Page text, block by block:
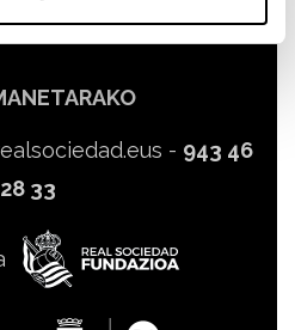
- 943 46
28 33